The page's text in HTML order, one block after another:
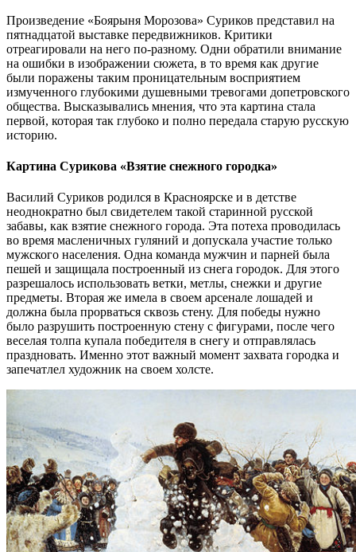
Произведение «Боярыня Морозова» Суриков представил на
пятнадцатой выставке передвижников. Критики
отреагировали на него по-разному. Одни обратили внимание
на ошибки в изображении сюжета, в то время как другие
были поражены таким проницательным восприятием
измученного глубокими душевными тревогами допетровского
общества. Высказывались мнения, что эта картина стала
первой, которая так глубоко и полно передала старую русскую
историю.
Картина Сурикова «Взятие снежного городка»
Василий Суриков родился в Красноярске и в детстве
неоднократно был свидетелем такой старинной русской
забавы, как взятие снежного города. Эта потеха проводилась
во время масленичных гуляний и допускала участие только
мужского населения. Одна команда мужчин и парней была
пешей и защищала построенный из снега городок. Для этого
разрешалось использовать ветки, метлы, снежки и другие
предметы. Вторая же имела в своем арсенале лошадей и
должна была прорваться сквозь стену. Для победы нужно
было разрушить построенную стену с фигурами, после чего
веселая толпа купала победителя в снегу и отправлялась
праздновать. Именно этот важный момент захвата городка и
запечатлел художник на своем холсте.